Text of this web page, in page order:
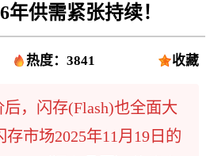
年供需紧张持续！
热度：3841 收藏
，闪存(Flash)也全面大
市场2025年11月19日的